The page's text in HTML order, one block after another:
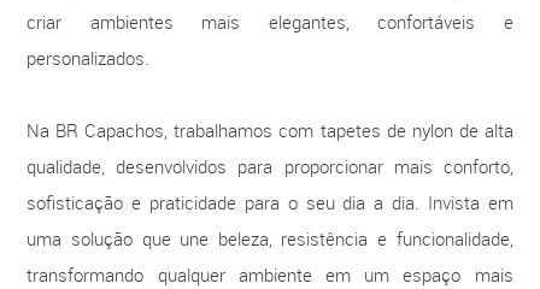
criar ambientes mais elegantes, confortáveis e
personalizados.
Na BR Capachos, trabalhamos com tapetes de nylon de alta
qualidade, desenvolvidos para proporcionar mais conforto,
sofisticação e praticidade para o seu dia a dia. Invista em
uma solução que une beleza, resistência e funcionalidade,
transformando qualquer ambiente em um espaço mais